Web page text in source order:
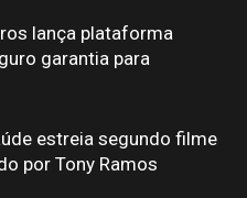
lança plataforma
garantia para
estreia segundo filme
por Tony Ramos